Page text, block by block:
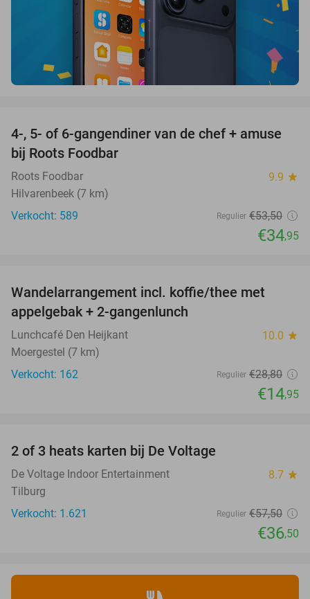
35%
4-, 5- of 6-gangendiner van de chef + amuse
bij Roots Foodbar
Roots Foodbar 9.9 star
Hilvarenbeek (7 km)
Verkocht: 589
Regulier €53,50
€34,95
Wandelarrangement incl. koffie/thee met
appelgebak + 2-gangenlunch
Lunchcafé Den Heijkant 10.0 star
Moergestel (7 km)
Verkocht: 162
Regulier €28,80
€14,95
2 of 3 heats karten bij De Voltage
De Voltage Indoor Entertainment 8.7 star
Tilburg
Verkocht: 1.621
Regulier €57,50
€36,50